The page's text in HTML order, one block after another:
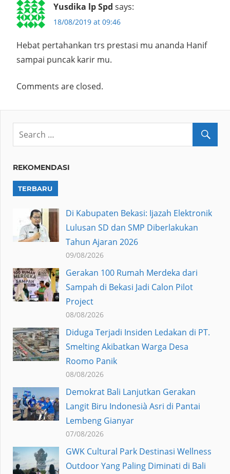
Yusdika lp Spd says:
18/08/2019 at 09:46
Hebat pertahankan trs prestasi mu ananda Hanif
sampai puncak karir mu.
Comments are closed.
REKOMENDASI
TERBARU
Di Kabupaten Bekasi: Ijazah Elektronik
Lulusan SD dan SMP Diberlakukan
Tahun Ajaran 2026
09/08/2026
Gerakan 100 Rumah Merdeka dari
Sampah di Bekasi Jadi Calon Pilot
Project
08/08/2026
Diduga Terjadi Insiden Ledakan di PT.
Smelting Akibatkan Warga Desa
Roomo Panik
08/08/2026
Demokrat Bali Lanjutkan Gerakan
Langit Biru Indonesià Asri di Pantai
Lembeng Gianyar
07/08/2026
GWK Cultural Park Destinasi Wellness
Outdoor Yang Paling Diminati di Bali